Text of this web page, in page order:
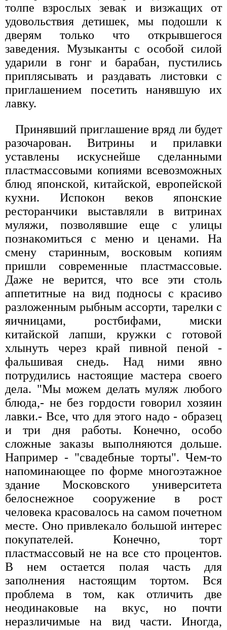
толпе взрослых зевак и визжащих от
удовольствия детишек, мы подошли к
дверям только что открывшегося
заведения. Музыканты с особой силой
ударили в гонг и барабан, пустились
приплясывать и раздавать листовки с
приглашением посетить нанявшую их
лавку.
Принявший приглашение вряд ли будет
разочарован. Витрины и прилавки
уставлены искуснейше сделанными
пластмассовыми копиями всевозможных
блюд японской, китайской, европейской
кухни. Испокон веков японские
ресторанчики выставляли в витринах
муляжи, позволявшие еще с улицы
познакомиться с меню и ценами. На
смену старинным, восковым копиям
пришли современные пластмассовые.
Даже не верится, что все эти столь
аппетитные на вид подносы с красиво
разложенным рыбным ассорти, тарелки с
яичницами, ростбифами, миски
китайской лапши, кружки с готовой
хлынуть через край пивной пеной -
фальшивая снедь. Над ними явно
потрудились настоящие мастера своего
дела. "Мы можем делать муляж любого
блюда,- не без гордости говорил хозяин
лавки.- Все, что для этого надо - образец
и три дня работы. Конечно, особо
сложные заказы выполняются дольше.
Например - "свадебные торты". Чем-то
напоминающее по форме многоэтажное
здание Московского университета
белоснежное сооружение в рост
человека красовалось на самом почетном
месте. Оно привлекало большой интерес
покупателей. Конечно, торт
пластмассовый не на все сто процентов.
В нем остается полая часть для
заполнения настоящим тортом. Вся
проблема в том, как отличить две
неодинаковые на вкус, но почти
неразличимые на вид части. Иногда,